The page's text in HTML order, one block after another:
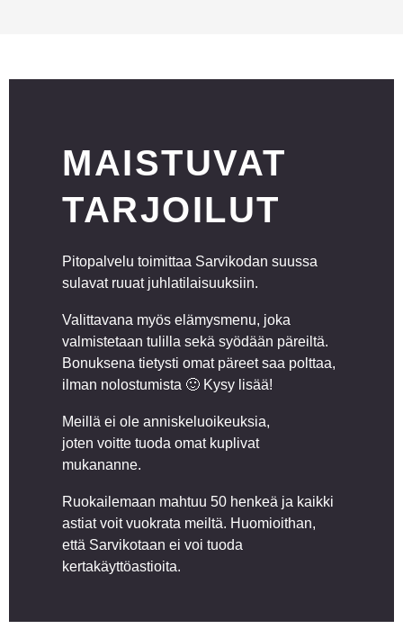
MAISTUVAT
TARJOILUT
Pitopalvelu toimittaa Sarvikodan suussa
sulavat ruuat juhlatilaisuuksiin.
Valittavana myös elämysmenu, joka
valmistetaan tulilla sekä syödään päreiltä.
Bonuksena tietysti omat päreet saa polttaa,
ilman nolostumista 🙂 Kysy lisää!
Meillä ei ole anniskeluoikeuksia,
joten voitte tuoda omat kuplivat
mukananne.
Ruokailemaan mahtuu 50 henkeä ja kaikki
astiat voit vuokrata meiltä. Huomioithan,
että Sarvikotaan ei voi tuoda
kertakäyttöastioita.